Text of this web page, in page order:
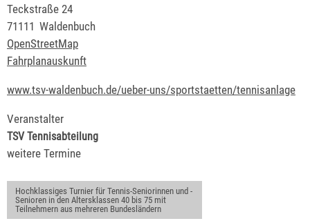
Teckstraße 24
71111 Waldenbuch
OpenStreetMap
Fahrplanauskunft
www.tsv-waldenbuch.de/ueber-uns/sportstaetten/tennisanlage
Veranstalter
TSV Tennisabteilung
weitere Termine
Hochklassiges Turnier für Tennis-Seniorinnen und -
Senioren in den Altersklassen 40 bis 75 mit
Teilnehmern aus mehreren Bundesländern